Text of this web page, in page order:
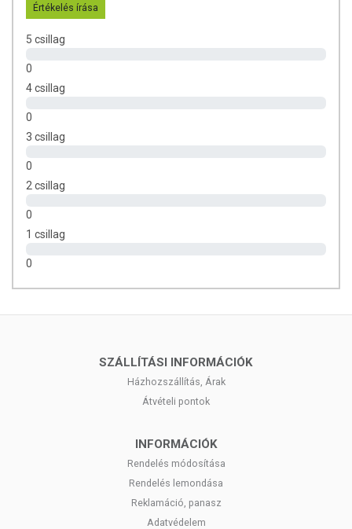
Értékelés írása
5 csillag
0
4 csillag
0
3 csillag
0
2 csillag
0
1 csillag
0
SZÁLLÍTÁSI INFORMÁCIÓK
Házhozszállítás, Árak
Átvételi pontok
INFORMÁCIÓK
Rendelés módosítása
Rendelés lemondása
Reklamáció, panasz
Adatvédelem